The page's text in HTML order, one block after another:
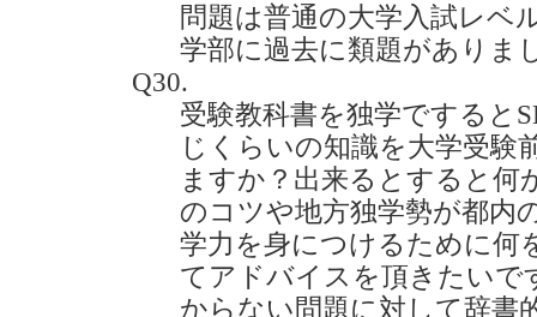
問題は普通の大学入試レベ
学部に過去に類題がありま
Q30.
受験教科書を独学ですると
じくらいの知識を大学受験
ますか？出来るとすると何
のコツや地方独学勢が都内
学力を身につけるために何
てアドバイスを頂きたいで
からない問題に対して辞書